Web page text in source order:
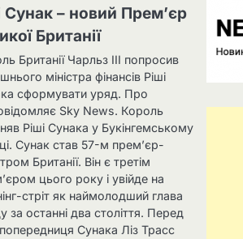
Сунак – новий Прем’єр
Британії
Британії Чарльз ІІІ попросив
міністра фінансів Ріші
сформувати уряд. Про
Sky News. Король
Ріші Сунака у Букінгемському
Сунак став 57-м прем’єр-
Британії. Він є третім
цього року і увійде на
стріт як наймолодший глава
за останні два століття. Перед
Сунака Ліз Трасс